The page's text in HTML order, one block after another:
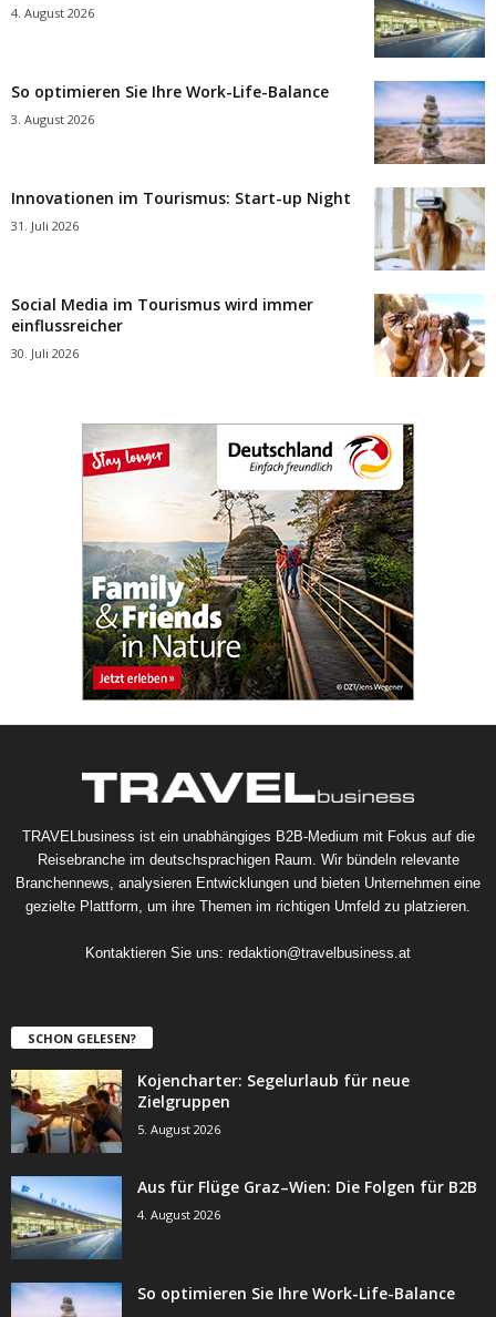
4. August 2026
So optimieren Sie Ihre Work-Life-Balance
3. August 2026
Innovationen im Tourismus: Start-up Night
31. Juli 2026
Social Media im Tourismus wird immer
einflussreicher
30. Juli 2026
TRAVELbusiness ist ein unabhängiges B2B-Medium mit Fokus auf die
Reisebranche im deutschsprachigen Raum. Wir bündeln relevante
Branchennews, analysieren Entwicklungen und bieten Unternehmen eine
gezielte Plattform, um ihre Themen im richtigen Umfeld zu platzieren.
Kontaktieren Sie uns: redaktion@travelbusiness.at
SCHON GELESEN?
Kojencharter: Segelurlaub für neue
Zielgruppen
5. August 2026
Aus für Flüge Graz–Wien: Die Folgen für B2B
4. August 2026
So optimieren Sie Ihre Work-Life-Balance